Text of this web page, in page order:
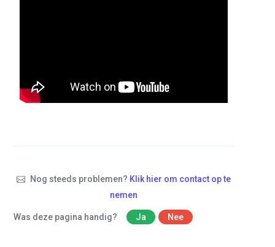
Nog steeds problemen? Klik hier om contact op te
nemen
Was deze pagina handig? Ja Nee